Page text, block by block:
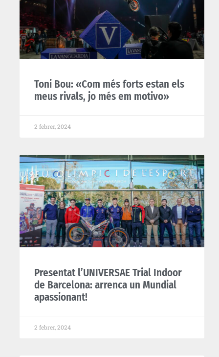
Toni Bou: «Com més forts estan els
meus rivals, jo més em motivo»
2 febrer, 2024
Presentat l’UNIVERSAE Trial Indoor
de Barcelona: arrenca un Mundial
apassionant!
2 febrer, 2024